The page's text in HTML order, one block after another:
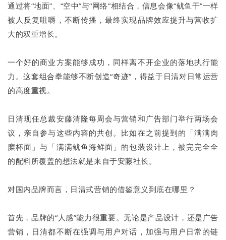
通过将“地面”、“空中”与“网络”相结合，信息会像“鱿鱼干”一样
被人反复咀嚼，不断传播，最终实现品牌效应提升与营收扩
大的双重增长。
一个好的商业方案能够成功，同样离不开企业的落地执行能
力。这套组合拳能够不断创造“奇迹”，得益于日清对日常运营
的高度重视。
日清现任总裁安藤清隆每周会与营销和广告部门举行两场会
议，亲自参与这些内容的共创。比如在之前提到的「满满肉
糜杯面」与「满满鱿鱼海鲜面」的包装设计上，被完完全全
的配料所覆盖的想法就是来自于安藤社长。
对国内品牌而言，日清式营销的借鉴意义到底在哪里？
首先，品牌的“人感”能力很重要。无论是产品设计，还是广告
营销，日清都不断在强调与用户对话，加强与用户日常的链